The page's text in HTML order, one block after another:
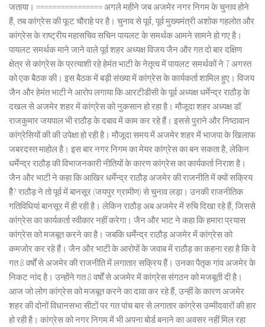
जताया। ================ अगले महीने जब अजमेर नगर निगम के चुनाव होने
हैं, तब कांग्रेस की फूट चौराहे पर है। चुनाव से पूर्व, पूर्व मुख्यमंत्री अशोक गहलोत और
कांग्रेस के राष्ट्रीय महासचिव सचिन पायलट के समर्थक आमने सामने हो गए है।
पायलट समर्थक माने जाने वाले पूर्व शहर अध्यक्ष विजय जैन और गत दो बार दक्षिण
क्षेत्र से कांग्रेस के प्रत्याशी रहे हेमंत भाटी के नेतृत्व में पायलट समर्थकों ने 7 अगस्त
को एक बैठक की। इस बैठक में बड़ी संख्या में कांग्रेस के कार्यकर्ता शामिल हुए। विजय
जैन और हेमंत भाटी ने आरोप लगाया कि आरटीडीसी के पूर्व अध्यक्ष धर्मेन्द्र राठौड़ के
दखल से अजमेर शहर में कांग्रेस को नुकसान हो रहा है। मौजूदा शहर अध्यक्ष डॉ.
राजकुमार जयपाल भी राठौड़ के दबाव में काम कर रहे हैं। इससे पुराने और निष्ठावान
कांग्रेसियों की की उपेक्षा हो रही है। मौजूदा समय में अजमेर शहर में भाजपा के खिलाफ
जबरदस्त माहोल है। इस बार नगर निगम का मेयर कांग्रेस का बन सकता है, लेकिन
धर्मेन्द्र राठौड़ की विभाजनकारी नीतियों के कारण कांग्रेस का कार्यकर्ता निराश है।
जैन और भाटी ने कहा कि आखिर धर्मेन्द्र राठौड़ अजमेर की राजनीति में क्यों सक्रिय
हैै? राठौड़ ने तो पूर्व में बानसूर (जयपुर ग्रामीण) से चुनाव लड़ा। उनकी राजनीतिक
गतिविधियां बानसूर में ही रही है। लेकिन राठौड़ अब अजमेर में रुचि दिखा रहे हैं, जिससे
कांग्रेस का कार्यकर्ता स्वीकार नहीं करेगा। जैन और भाट ने कहा कि हमारा प्रयास
कांग्रेस को मजबूत करने का है। जबकि धर्मेन्द्र राठौड़ अजमेर में कांग्रेस को
कमजोर कर रहे हैं। जैन और भाटी के आरोपों के जवाब में राठौड़ का कहना रहा है कि वे
गत 8 वर्षों से अजमेर की राजनीति में लगातार सक्रिय हैं। उनका पैतृक गांव अजमेर के
निकट नांद है। उन्होंने गत 8 वर्षों से अजमेर में कांग्रेस संगठन को मजबूती दी है।
आज जो लोग कांग्रेस को मजबूत करने का दावा कर रहे हैं, उन्हीं के कारण अजमेर
शहर की दोनों विधानसभा सीटों पर गत पांच बार से लगातार कांग्रेस उम्मीदवारों की हार
हो रही है। कांग्रेस को नगर निगम में भी अपना बोर्ड बनाने का अवसर नहीं मिल रहा